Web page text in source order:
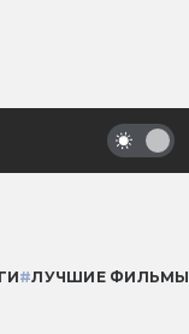
#ЛУЧШИЕ ФИЛЬМЫ